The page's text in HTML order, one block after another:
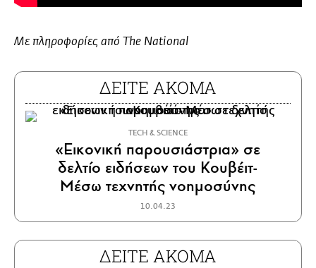
Με πληροφορίες από The National
ΔΕΙΤΕ ΑΚΟΜΑ
ΤECH & SCIENCE
«Εικονική παρουσιάστρια» σε
δελτίο ειδήσεων του Κουβέιτ-
Μέσω τεχνητής νοημοσύνης
10.04.23
ΔΕΙΤΕ ΑΚΟΜΑ